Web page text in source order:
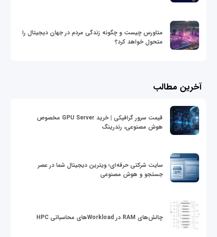
متاورس چیست و چگونه زندگی مردم در جهان دیجیتال را
متحول خواهد کرد؟
آخرین مطالب
قیمت سرور گرافیکی | خرید GPU Server مخصوص
هوش مصنوعی، رندرینگ
سایت شرکتی حرفه‌ای؛ ویترین دیجیتال شما در عصر
جستجو و هوش مصنوعی
چالش‌های RAM در Workloadهای محاسباتی HPC